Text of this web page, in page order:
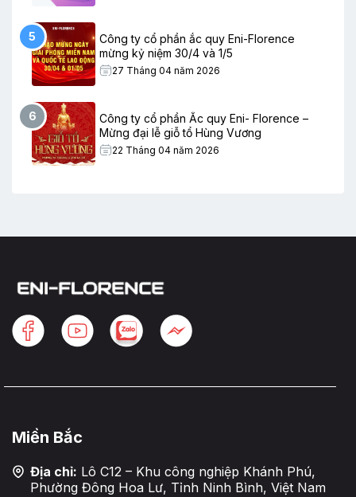
5
Công ty cổ phần ắc quy Eni-Florence
mừng kỷ niệm 30/4 và 1/5
27 Tháng 04 năm 2026
6
Công ty cổ phần Ắc quy Eni- Florence –
Mừng đại lễ giỗ tổ Hùng Vương
22 Tháng 04 năm 2026
Miền Bắc
Địa chỉ: Lô C12 – Khu công nghiệp Khánh Phú,
Phường Đông Hoa Lư, Tỉnh Ninh Bình, Việt Nam